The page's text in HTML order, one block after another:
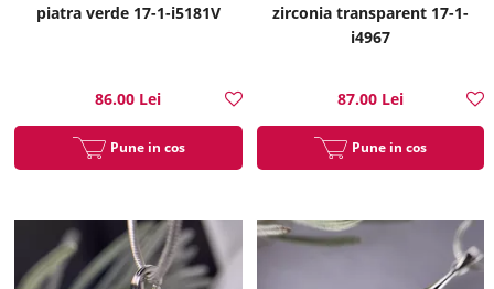
piatra verde 17-1-i5181V
86.00 Lei
Pune in cos
zirconia transparent 17-1-
i4967
87.00 Lei
Pune in cos